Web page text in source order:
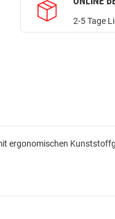
2-5 Tage
ergonomischen